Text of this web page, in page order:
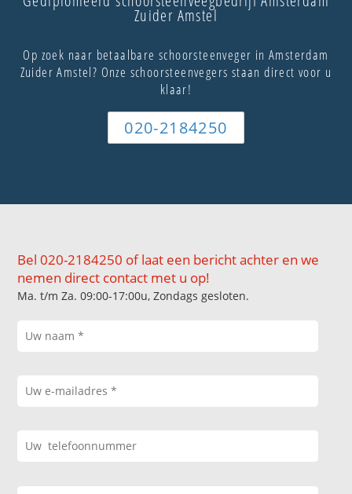
Zuider Amstel
Op zoek naar betaalbare schoorsteenveger in Amsterdam
Zuider Amstel? Onze schoorsteenvegers staan direct voor u
klaar!
020-2184250
Bel 020-2184250 of laat een bericht achter en we
nemen direct contact met u op!
Ma. t/m Za. 09:00-17:00u, Zondags gesloten.